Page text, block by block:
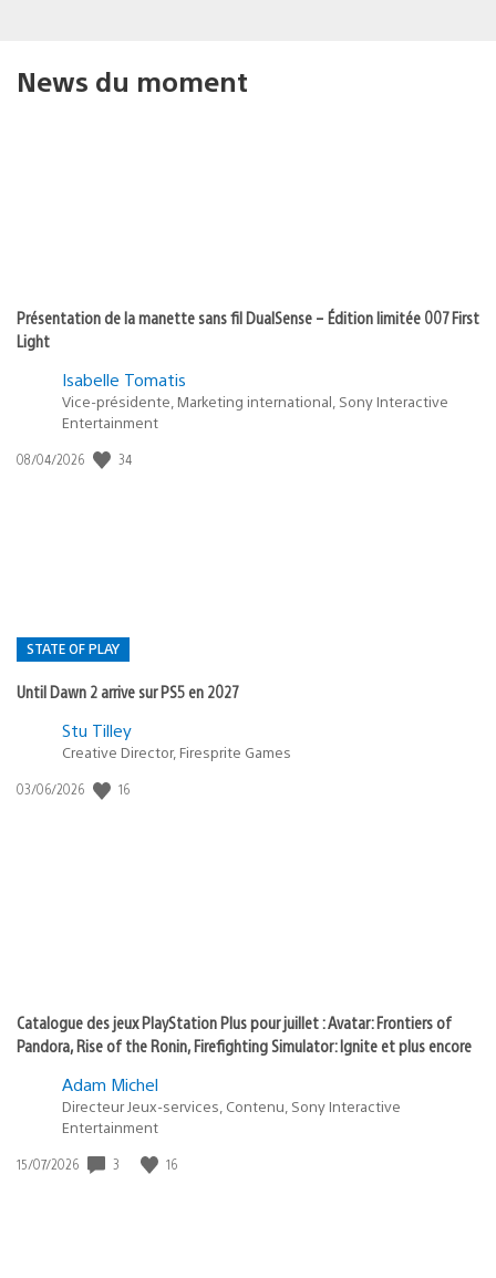
News du moment
Présentation de la manette sans fil DualSense – Édition limitée 007 First
Light
Isabelle Tomatis
Vice-présidente, Marketing international, Sony Interactive
Entertainment
Date
08/04/2026 34
STATE OF PLAY
Until Dawn 2 arrive sur PS5 en 2027
Postée
:
Stu Tilley
Creative Director, Firesprite Games
Date
03/06/2026 16
Catalogue des jeux PlayStation Plus pour juillet : Avatar: Frontiers of
Pandora, Rise of the Ronin, Firefighting Simulator: Ignite et plus encore
Adam Michel
Directeur Jeux-services, Contenu, Sony Interactive
Entertainment
Date
15/07/2026 3 16